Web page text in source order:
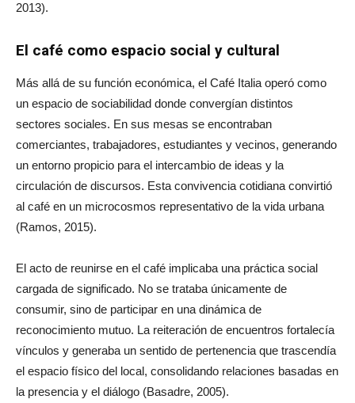
2013).
El café como espacio social y cultural
Más allá de su función económica, el Café Italia operó como
un espacio de sociabilidad donde convergían distintos
sectores sociales. En sus mesas se encontraban
comerciantes, trabajadores, estudiantes y vecinos, generando
un entorno propicio para el intercambio de ideas y la
circulación de discursos. Esta convivencia cotidiana convirtió
al café en un microcosmos representativo de la vida urbana
(Ramos, 2015).
El acto de reunirse en el café implicaba una práctica social
cargada de significado. No se trataba únicamente de
consumir, sino de participar en una dinámica de
reconocimiento mutuo. La reiteración de encuentros fortalecía
vínculos y generaba un sentido de pertenencia que trascendía
el espacio físico del local, consolidando relaciones basadas en
la presencia y el diálogo (Basadre, 2005).